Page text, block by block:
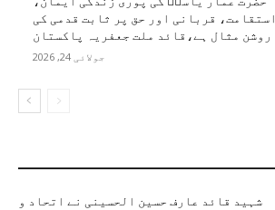
استقامت، قربانی اور حق پر ثابت قدمی کی
روشن مثال ہے،قائد ملت جعفریہ پاکستان
جولائی 24, 2026
شہید قائد عارف حسین الحسینی نے اتحاد و